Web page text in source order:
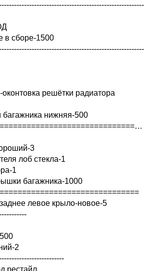
сборе-1500
решётки радиатора
багажника нижняя-500
3
лоб стекла-1
1
багажника-1000
левое крыло-новое-5
2
рестайл